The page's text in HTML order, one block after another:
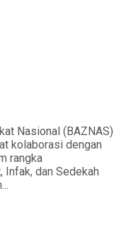
Nasional (BAZNAS)
kolaborasi dengan
rangka
Infak, dan Sedekah